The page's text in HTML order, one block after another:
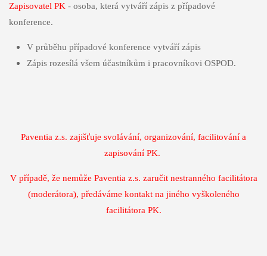
Zapisovatel PK- osoba, která vytváří zápis z případové
konference.
V průběhu případové konference vytváří zápis
Zápis rozesílá všem účastníkům i pracovníkovi OSPOD.
Paventia z.s. zajišťuje svolávání, organizování, facilitování a
zapisování PK.
V případě, že nemůže Paventia z.s. zaručit nestranného facilitátora
(moderátora), předáváme kontakt na jiného vyškoleného
facilitátora PK.